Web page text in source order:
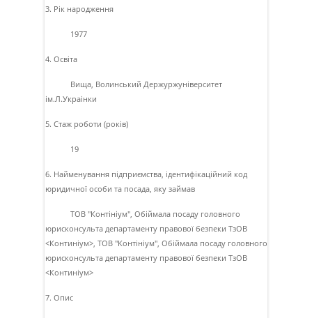
3. Рік народження
1977
4. Освіта
Вища, Волинський Держуржунiверситет
iм.Л.Украiнки
5. Стаж роботи (років)
19
6. Найменування підприємства, ідентифікаційний код
юридичної особи та посада, яку займав
ТОВ "Контiнiум", Обiймала посаду головного
юрисконсульта департаменту правової безпеки ТзОВ
<Континiум>, ТОВ "Контiнiум", Обiймала посаду головного
юрисконсульта департаменту правової безпеки ТзОВ
<Континiум>
7. Опис